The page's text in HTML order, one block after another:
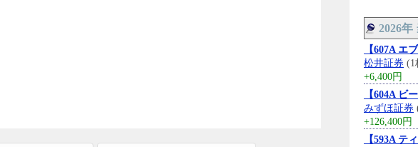
2026年
【607A エ
松井証券 (1
+6,400円
【604A ビ
みずほ証券
+126,400円
【593A テ